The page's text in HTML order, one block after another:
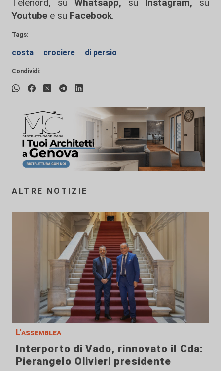
Telenord, su
Whatsapp, su Instagram, su
Youtube e su Facebook.
Tags:
costa crociere di persio
Condividi:
ALTRE NOTIZIE
L'assemblea
Interporto di Vado, rinnovato il Cda:
Pierangelo Olivieri presidente